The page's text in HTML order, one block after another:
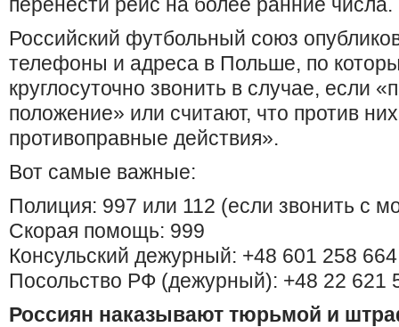
Российский футбольный союз
телефоны и адреса в Польше, по
круглосуточно звонить в случае, если
положение» или считают, что против
противоправные действия».
Вот самые важные:
Полиция: 997 или 112 (если звонить с
Скорая помощь: 999
Консульский дежурный: +48 601 258 664
Посольство РФ (дежурный): +48 22 621
Россиян наказывают тюрьмой и